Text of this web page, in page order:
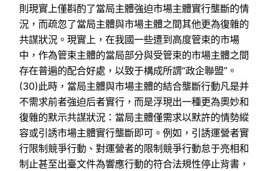
則現實上僅斟酌了當局主體強迫市場主體實行壟斷的情
況，而疏忽了當局主體與市場主體之間其他更為復雜的
共謀狀況。現實上，在我國一些遭到高度管束的市場
中，作為管束主體的當局部分與受管束的市場主體之間
存在普遍的配合好處，以致于構成所謂“政企聯盟”。
(30)此時，當局主體與市場主體的結合壟斷行動凡是并
不需求前者強迫后者實行，而是浮現出一種更為奧妙和
復雜的默示共謀狀況：當局主體僅需求以默許的情勢縱
容或引誘市場主體實行壟斷即可。例如，引誘運營者實
行限制競爭行動、對運營者的限制競爭行動怠于亮相和
制止甚至出臺文件為響應行動的符合法規性停止背書，